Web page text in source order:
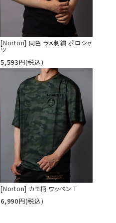
[Norton] 同色 ラメ刺繍 ポロシャ
ツ
5,593円(税込)
[Norton] カモ柄 ワッペン T
6,990円(税込)